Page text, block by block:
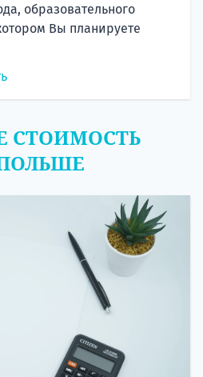
образовательного
Вы планируете
СТОИМОСТЬ